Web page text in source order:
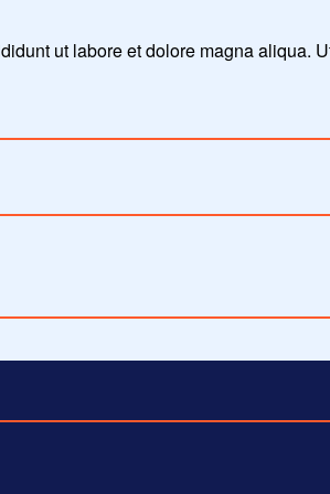
ut labore et dolore magna aliqua.